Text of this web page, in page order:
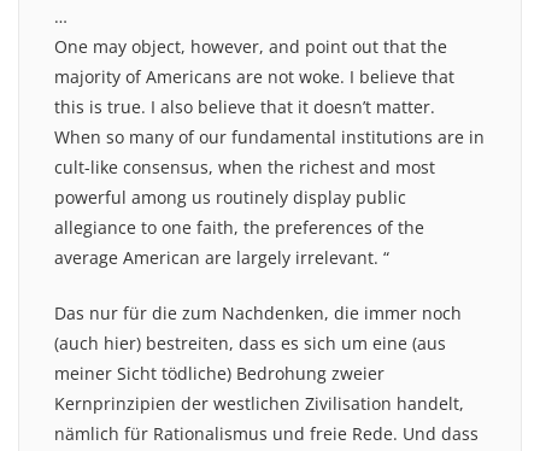
…
One may object, however, and point out that the
majority of Americans are not woke. I believe that
this is true. I also believe that it doesn’t matter.
When so many of our fundamental institutions are in
cult-like consensus, when the richest and most
powerful among us routinely display public
allegiance to one faith, the preferences of the
average American are largely irrelevant. “
Das nur für die zum Nachdenken, die immer noch
(auch hier) bestreiten, dass es sich um eine (aus
meiner Sicht tödliche) Bedrohung zweier
Kernprinzipien der westlichen Zivilisation handelt,
nämlich für Rationalismus und freie Rede. Und dass